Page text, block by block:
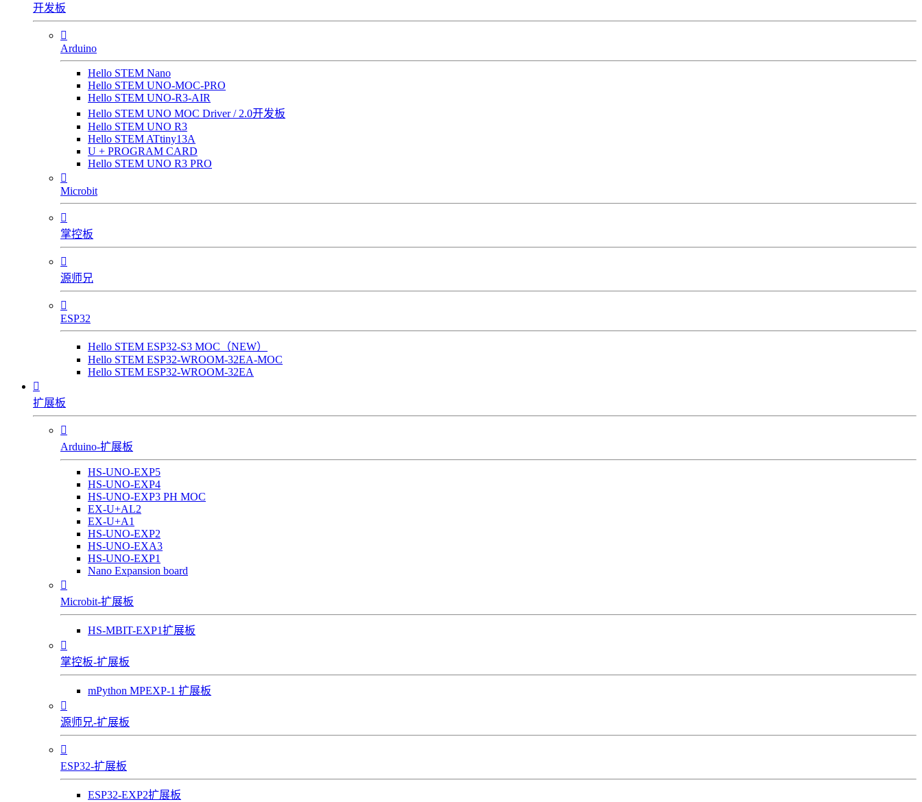
开发板

Arduino
Hello STEM Nano
Hello STEM UNO-MOC-PRO
Hello STEM UNO-R3-AIR
Hello STEM UNO MOC Driver / 2.0开发板
Hello STEM UNO R3
Hello STEM ATtiny13A
U + PROGRAM CARD
Hello STEM UNO R3 PRO

Microbit

掌控板

源师兄

ESP32
Hello STEM ESP32-S3 MOC（NEW）
Hello STEM ESP32-WROOM-32EA-MOC
Hello STEM ESP32-WROOM-32EA

扩展板

Arduino-扩展板
HS-UNO-EXP5
HS-UNO-EXP4
HS-UNO-EXP3 PH MOC
EX-U+AL2
EX-U+A1
HS-UNO-EXP2
HS-UNO-EXA3
HS-UNO-EXP1
Nano Expansion board

Microbit-扩展板
HS-MBIT-EXP1扩展板

掌控板-扩展板
mPython MPEXP-1 扩展板

源师兄-扩展板

ESP32-扩展板
ESP32-EXP2扩展板